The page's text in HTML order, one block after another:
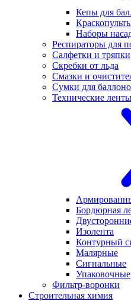
Кепы для
Наборы
Респираторы для
Салфетки и тряпки
Скребки от льда
Смазки и
Сумки для
Технические ленты
Бордюрная
Изолента
Контурный
Малярные
Сигнальные
Упаковочные
Фильтр-воронки
Строительная химия